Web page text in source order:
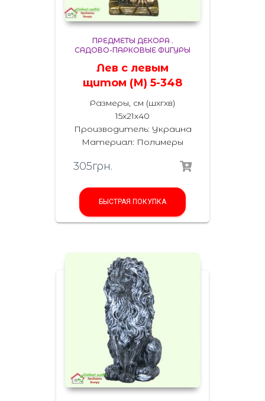
ПРЕДМЕТЫ ДЕКОРА ,
САДОВО-ПАРКОВЫЕ ФИГУРЫ
Лев с левым
щитом (М) 5-348
Размеры, см (шхгхв)
15х21х40
Производитель: Украина
Материал: Полимеры
305грн.
БЫСТРАЯ ПОКУПКА